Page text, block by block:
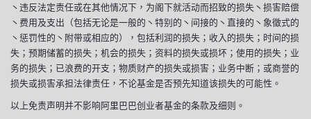
丶违反法定责任或在其他情况下，为阁下就活动而招致的损失丶损害赔偿
丶费用及支出（包括无论是一般的丶特别的丶间接的丶直接的丶象徵式的
丶惩罚性的丶附带或相应的），包括利润的损失；收入的损失；时间的损
失；预期储蓄的损失；机会的损失；资料的损失或损坏；使用的损失；业
务的损失；已浪费的开支；物质财产的损失或损害；业务中断；或商誉的
损失或损害承担法律责任，不论基金是否预先知道该损失的可能性。
以上免责声明并不影响阿里巴巴创业者基金的条款及细则。